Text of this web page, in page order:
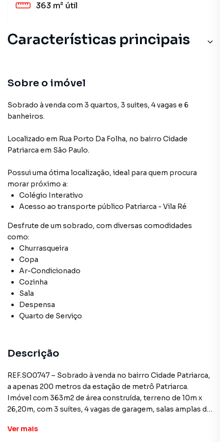
363 m² útil
Características principais
Sobre o imóvel
Sobrado à venda com 3 quartos, 3 suites, 4 vagas e 6
banheiros.
Localizado em Rua Porto Da Folha, no bairro Cidade
Patriarca em São Paulo.
Possui uma ótima localização, ideal para quem procura
morar próximo a:
Colégio Interativo
Acesso ao transporte público Patriarca - Vila Ré
Desfrute de um sobrado, com diversas comodidades
como:
Churrasqueira
Copa
Ar-Condicionado
Cozinha
Sala
Despensa
Quarto de Serviço
Descrição
REF.SO0747 – Sobrado à venda no bairro Cidade Patriarca,
a apenas 200 metros da estação de metrô Patriarca.
Imóvel com 363m2 de área construída, terreno de 10m x
26,20m, com 3 suítes, 4 vagas de garagem, salas amplas de
com armários, lavabo, escritório, closet, dependência de
Ver mais